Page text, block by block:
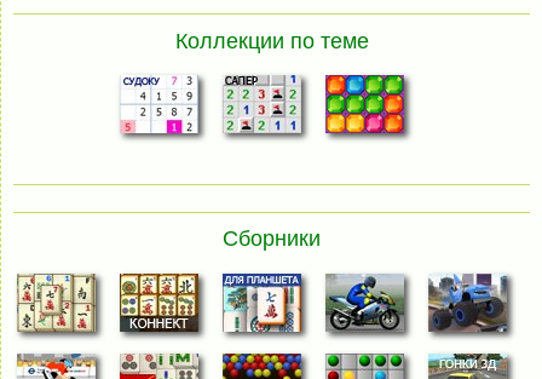
Коллекции по теме
Сборники